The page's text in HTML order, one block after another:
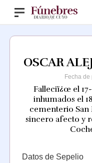
OSCAR
Fecha
Falleciï¿œ el
inhumados el
cementerio San
sincero afecto y
Datos de Sepelio